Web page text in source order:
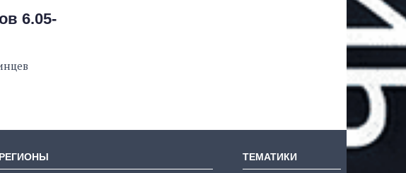
6.05-
РЕГИОНЫ ТЕМАТИКИ